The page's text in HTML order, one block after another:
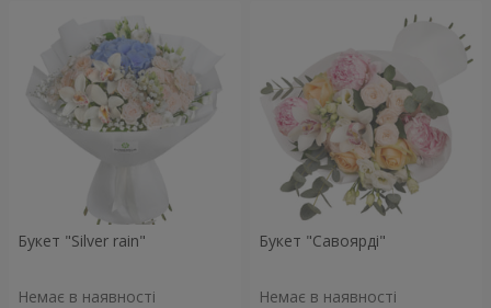
Букет "Silver rain"
Немає в наявності
Букет "Савоярді"
Немає в наявності